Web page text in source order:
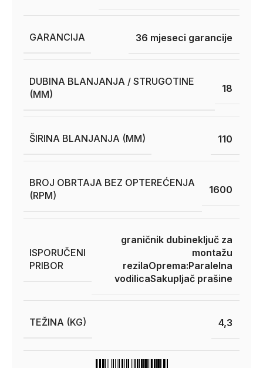
GARANCIJA 36 mjeseci garancije
DUBINA BLANJANJA / STRUGOTINE
(MM)
18
ŠIRINA BLANJANJA (MM) 110
BROJ OBRTAJA BEZ OPTEREĆENJA
(RPM)
1600
ISPORUČENI
PRIBOR
graničnik dubineključ za
montažu
rezilaOprema:Paralelna
vodilicaSakupljač prašine
TEŽINA (KG) 4,3